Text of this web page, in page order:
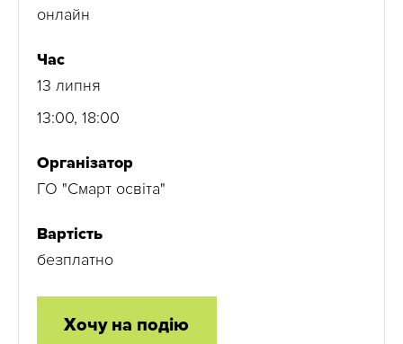
онлайн
Час
13 липня
13:00, 18:00
Організатор
ГО "Смарт освіта"
Вартість
безплатно
Хочу на подію